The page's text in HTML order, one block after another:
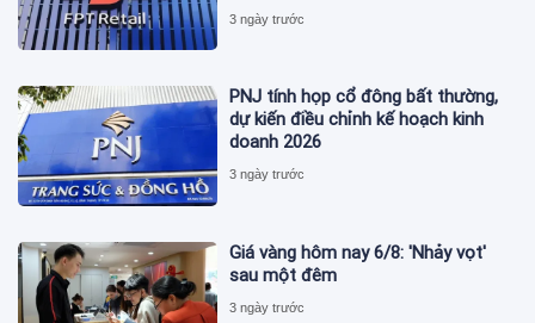
3 ngày trước
PNJ tính họp cổ đông bất thường,
dự kiến điều chỉnh kế hoạch kinh
doanh 2026
3 ngày trước
Giá vàng hôm nay 6/8: 'Nhảy vọt'
sau một đêm
3 ngày trước